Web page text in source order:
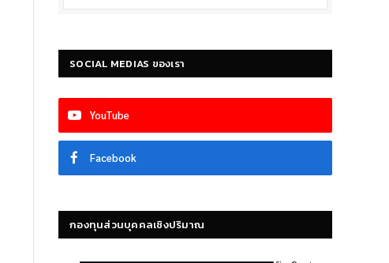
SOCIAL MEDIAS ของเรา
YouTube
Facebook
กองทุนส่วนบุคคลเชิงปริมาณ